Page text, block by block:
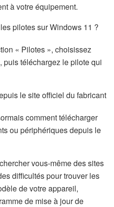
à votre équipement.
« Pilotes », choisissez
puis téléchargez le pilote qui
comment télécharger
ou périphériques depuis le
vous-même des sites
difficultés pour trouver les
de votre appareil,
de mise à jour de